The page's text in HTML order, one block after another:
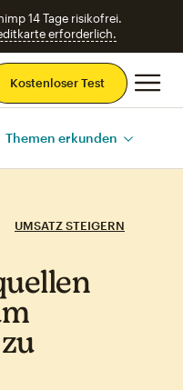
14 Tage risikofrei.
erforderlich.
Kostenloser Test
Themen erkunden
UMSATZ STEIGERN